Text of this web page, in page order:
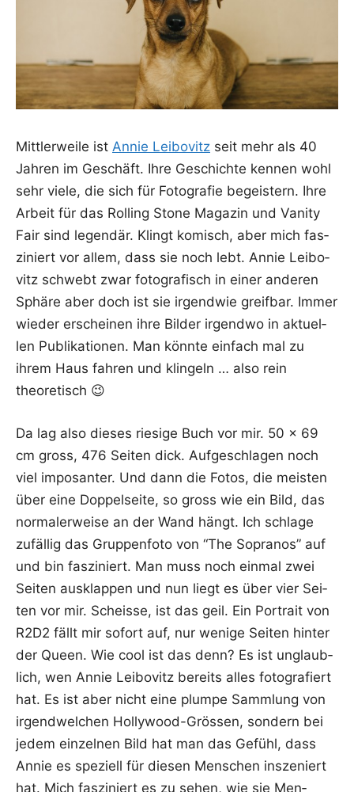
Mitt­ler­wei­le ist Annie Lei­bo­vitz seit mehr als 40
Jah­ren im Geschäft. Ihre Geschich­te ken­nen wohl
sehr vie­le, die sich für Foto­gra­fie begeis­tern. Ihre
Arbeit für das Rol­ling Stone Maga­zin und Vani­ty
Fair sind legen­där. Klingt komisch, aber mich fas­
zi­niert vor allem, dass sie noch lebt. Annie Lei­bo­
vitz schwebt zwar foto­gra­fisch in einer ande­ren
Sphä­re aber doch ist sie irgend­wie greif­bar. Immer
wie­der erschei­nen ihre Bil­der irgend­wo in aktu­el­
len Publi­ka­tio­nen. Man könn­te ein­fach mal zu
ihrem Haus fah­ren und klin­geln … also rein
theoretisch 😉
Da lag also die­ses rie­si­ge Buch vor mir. 50 x 69
cm gross, 476 Sei­ten dick. Auf­ge­schla­gen noch
viel impo­san­ter. Und dann die Fotos, die meis­ten
über eine Dop­pel­sei­te, so gross wie ein Bild, das
nor­ma­ler­wei­se an der Wand hängt. Ich schla­ge
zufäl­lig das Grup­pen­fo­to von “The Sopra­nos” auf
und bin fas­zi­niert. Man muss noch ein­mal zwei
Sei­ten aus­klap­pen und nun liegt es über vier Sei­
ten vor mir. Scheis­se, ist das geil. Ein Por­trait von
R2D2 fällt mir sofort auf, nur weni­ge Sei­ten hin­ter
der Queen. Wie cool ist das denn? Es ist unglaub­
lich, wen Annie Lei­bo­vitz bereits alles foto­gra­fiert
hat. Es ist aber nicht eine plum­pe Samm­lung von
irgend­wel­chen Hol­ly­wood-Grös­sen, son­dern bei
jedem ein­zel­nen Bild hat man das Gefühl, dass
Annie es spe­zi­ell für die­sen Men­schen insze­niert
hat. Mich fas­zi­niert es zu sehen, wie sie Men­